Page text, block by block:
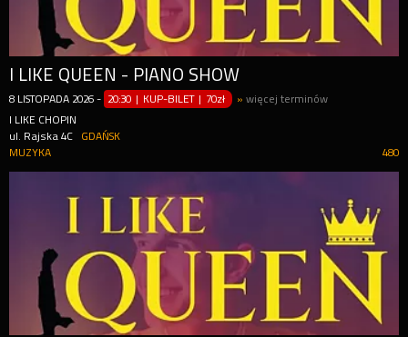
I LIKE QUEEN - PIANO SHOW
8 LISTOPADA 2026 - 20:30 | KUP-BILET | 70zł »więcej terminów
I LIKE CHOPIN
ul. Rajska 4C
GDAŃSK
480
MUZYKA